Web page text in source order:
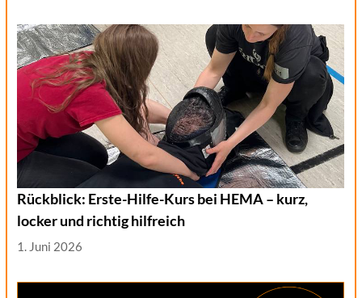
Rückblick: Erste-Hilfe-Kurs bei HEMA – kurz,
locker und richtig hilfreich
1. Juni 2026